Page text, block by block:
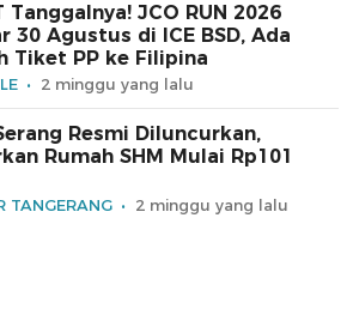
Tanggalnya! JCO RUN 2026
30 Agustus di ICE BSD, Ada
Tiket PP ke Filipina
2 minggu yang lalu
Resmi Diluncurkan,
Rumah SHM Mulai Rp101
TANGERANG 2 minggu yang lalu